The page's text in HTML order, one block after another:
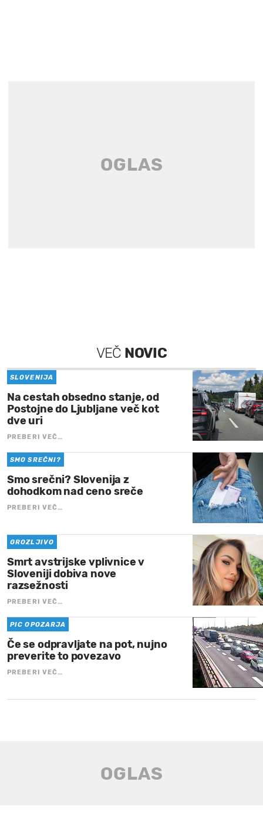
VEČ NOVIC
SLOVENIJA
Na cestah obsedno stanje, od
Postojne do Ljubljane več kot
dve uri
PREBERI VEČ…
SMO SREČNI?
Smo srečni? Slovenija z
dohodkom nad ceno sreče
PREBERI VEČ…
GROZLJIVO
Smrt avstrijske vplivnice v
Sloveniji dobiva nove
razsežnosti
PREBERI VEČ…
PIC OPOZARJA
Če se odpravljate na pot, nujno
preverite to povezavo
PREBERI VEČ…